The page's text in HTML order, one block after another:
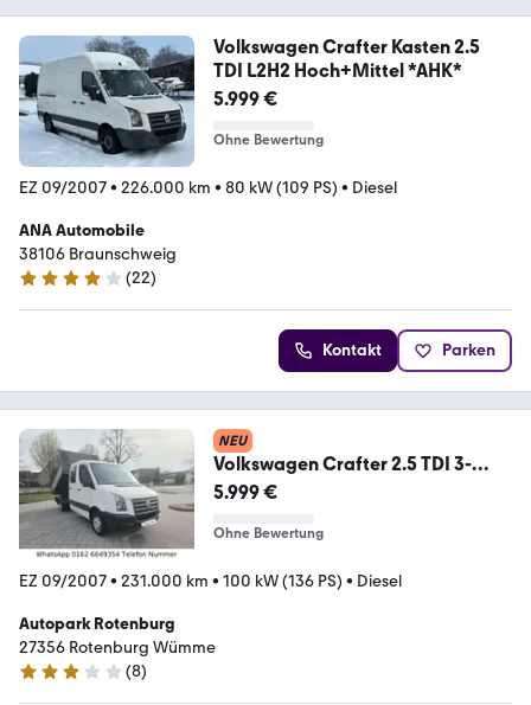
Volkswagen Crafter Kasten 2.5
TDI L2H2 Hoch+Mittel *AHK*
5.999 €
Ohne Bewertung
EZ 09/2007• 226.000 km • 80 kW (109 PS) • Diesel
ANA Automobile
38106 Braunschweig
4.2 Sterne
(22)
Kontakt Parken
NEU
Volkswagen Crafter 2.5 TDI 3-
Seiten-Kipper Doka 3.5T EXPORT
5.999 €
Ohne Bewertung
EZ 09/2007• 231.000 km • 100 kW (136 PS) • Diesel
Autopark Rotenburg
27356 Rotenburg Wümme
3 Sterne
(8)